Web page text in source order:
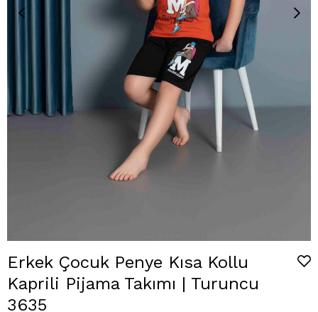
Erkek Çocuk Penye Kısa Kollu
Kaprili Pijama Takımı | Turuncu
3635